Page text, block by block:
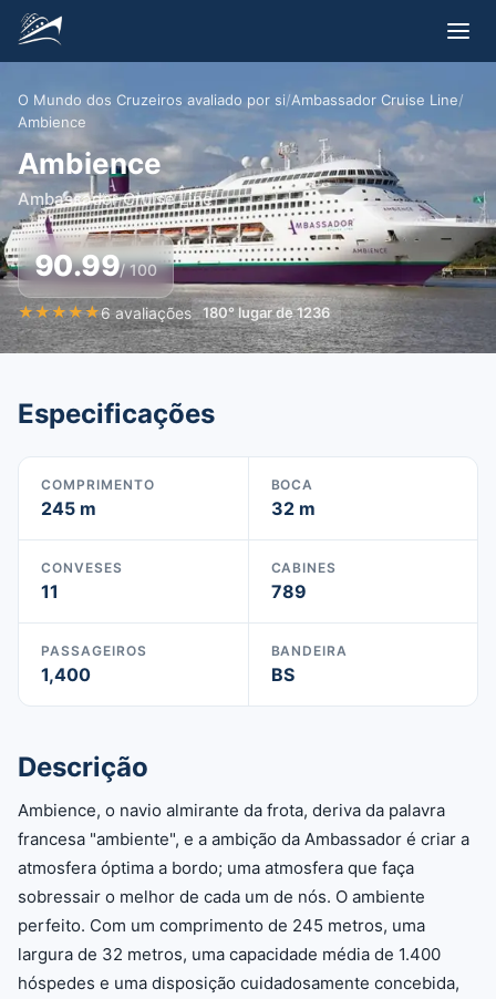
O Mundo dos Cruzeiros avaliado por si/Ambassador Cruise Line/
Ambience
Ambience
Ambassador Cruise Line
90.99/ 100
★★★★★6 avaliações 180° lugar de1236
Especificações
COMPRIMENTO
245 m
BOCA
32 m
CONVESES
11
CABINES
789
PASSAGEIROS
1,400
BANDEIRA
BS
Descrição
Ambience, o navio almirante da frota, deriva da palavra
francesa "ambiente", e a ambição da Ambassador é criar a
atmosfera óptima a bordo; uma atmosfera que faça
sobressair o melhor de cada um de nós. O ambiente
perfeito. Com um comprimento de 245 metros, uma
largura de 32 metros, uma capacidade média de 1.400
hóspedes e uma disposição cuidadosamente concebida,